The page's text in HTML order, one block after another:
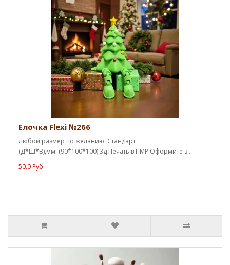
Елочка Flexi №266
Любой размер по желанию. Стандарт
(Д*Ш*В),мм: (90*100*100) 3д Печать в ПМР.Оформите з..
50.0 Руб.